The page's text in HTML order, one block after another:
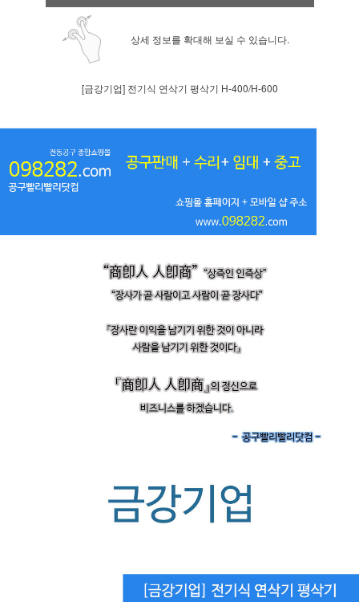
상세 정보를 확대해 보실 수 있습니다.
[금강기업] 전기식 연삭기 평삭기 H-400/H-600